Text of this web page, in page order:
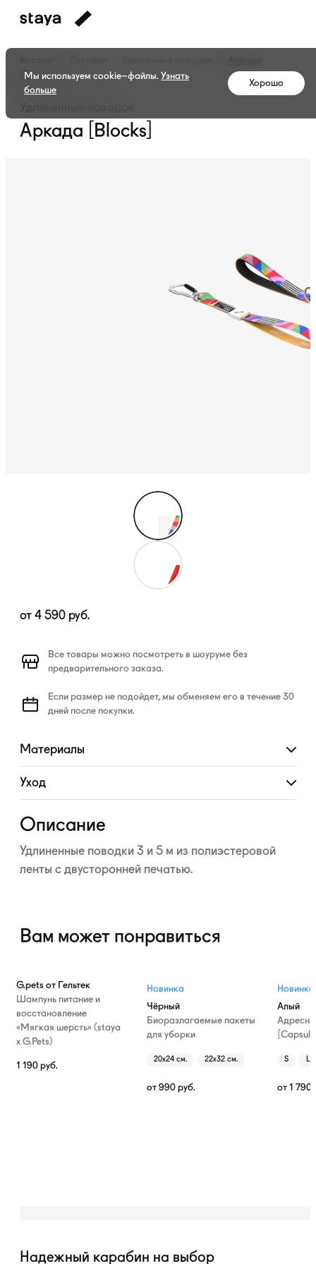
[Blocks]
Аркада [Blocks]
от 4 590 руб.
Все товары можно посмотреть в шоуруме без
предварительного заказа.
Если размер не подойдет, мы обменяем его в течение 30
дней после покупки.
Материалы
Развернуть
Уход
Развернуть
Описание
Удлиненные поводки 3 и 5 м из полиэстеровой
ленты с двусторонней печатью.
Вам может понравиться
G.pets от Гельтек
Шампунь питание и
восстановление
«Мягкая шерсть» (staya
х G.Pets)
1 190 руб.
Новинка
Чёрный
Биоразлагаемые пакеты
для уборки
20х24 см. 22х32 см.
от 990 руб.
Новинка
Алый
S L
от 1 790
Надежный карабин на выбор
Мы используем cookie–файлы. Узнать
больше
Хорошо